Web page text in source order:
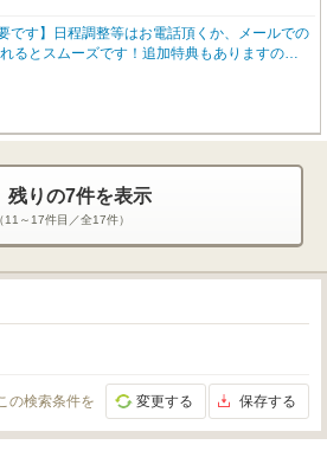
です】日程調整等はお電話頂くか、メールでの
るとスムーズです！追加特典もありますので
さい♪
残りの7件を表示
（11～17件目／全17件）
の検索条件を 変更する 保存する